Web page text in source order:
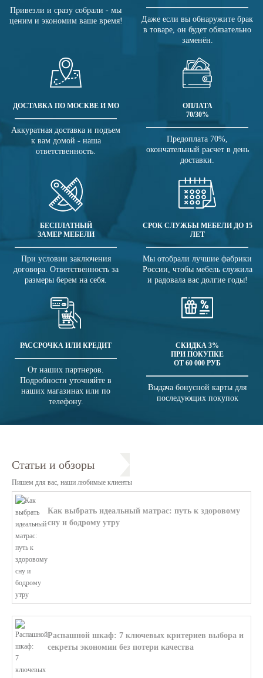
Привезли и сразу собрали - мы
ценим и экономим ваше время!
Даже если вы обнаружите брак
в товаре, он будет обязательно
заменён.
ДОСТАВКА ПО МОСКВЕ И МО
Аккуратная доставка и подъем
к вам домой - наша
ответственность.
ОПЛАТА
70/30%
Предоплата 70%,
окончательный расчет в день
доставки.
БЕСПЛАТНЫЙ
ЗАМЕР МЕБЕЛИ
При условии заключения
договора. Ответственность за
размеры берем на себя.
СРОК СЛУЖБЫ МЕБЕЛИ ДО 15
ЛЕТ
Мы отобрали лучшие фабрики
России, чтобы мебель служила
и радовала вас долгие годы!
РАССРОЧКА ИЛИ КРЕДИТ
От наших партнеров.
Подробности уточняйте в
наших магазинах или по
телефону.
СКИДКА 3%
ПРИ ПОКУПКЕ
ОТ 60 000 РУБ
Выдача бонусной карты для
последующих покупок
Статьи и обзоры
Пишем для вас, наши любимые клиенты
Как выбрать идеальный матрас: путь к здоровому
сну и бодрому утру
Распашной шкаф: 7 ключевых критериев выбора и
секреты экономии без потери качества